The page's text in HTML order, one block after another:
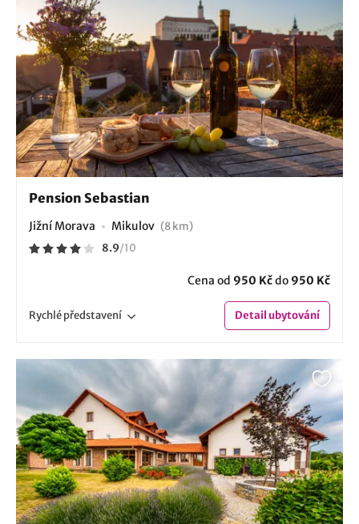
Pension Sebastian
Jižní Morava Mikulov (8 km)
8.9/10
Cena od 950 Kčdo 950 Kč
Rychlépředstavení Detailubytování